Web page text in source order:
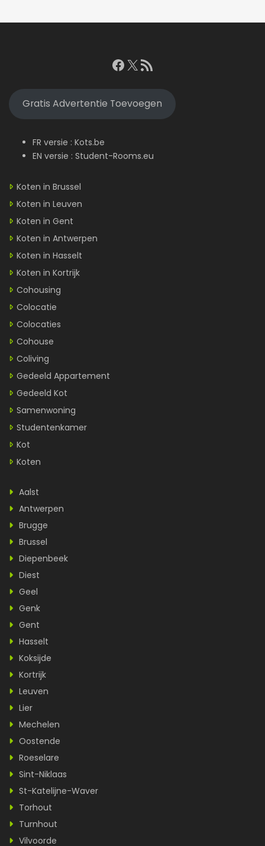
Facebook
X RSS feed
Gratis Advertentie Toevoegen
FR versie : Kots.be
EN versie : Student-Rooms.eu
Koten in Brussel
Koten in Leuven
Koten in Gent
Koten in Antwerpen
Koten in Hasselt
Koten in Kortrijk
Cohousing
Colocatie
Colocaties
Cohouse
Coliving
Gedeeld Appartement
Gedeeld Kot
Samenwoning
Studentenkamer
Kot
Koten
Aalst
Antwerpen
Brugge
Brussel
Diepenbeek
Diest
Geel
Genk
Gent
Hasselt
Koksijde
Kortrijk
Leuven
Lier
Mechelen
Oostende
Roeselare
Sint-Niklaas
St-Katelijne-Waver
Torhout
Turnhout
Vilvoorde